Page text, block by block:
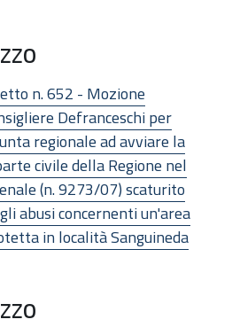
n. 652 - Mozione
Defranceschi per
regionale ad avviare la
civile della Regione nel
(n. 9273/07) scaturito
abusi concernenti un'area
in località Sanguineda